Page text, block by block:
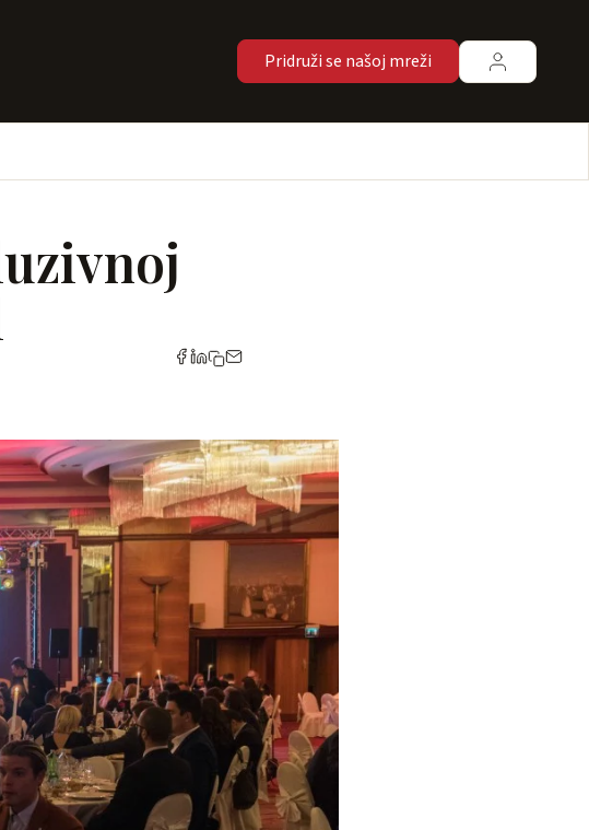
Pridruži se našoj mreži